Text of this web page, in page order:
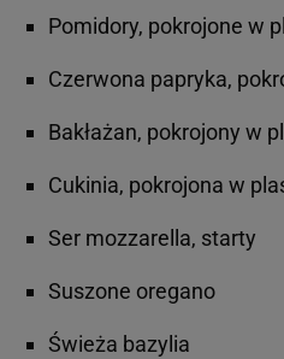
Pomidory, pokrojone w
Czerwona papryka,
Bakłażan, pokrojony w
Cukinia, pokrojona w
Ser mozzarella, starty
Suszone oregano
Świeża bazylia